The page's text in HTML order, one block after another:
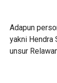
Adapun
yakni Hendra
unsur